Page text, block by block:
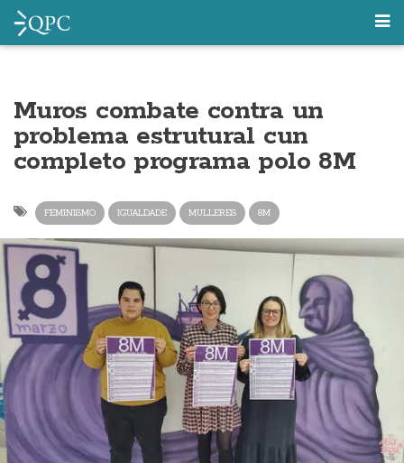
Muros combate contra un
problema estrutural cun
completo programa polo 8M
FEMINISMO IGUALDADE MULLERES 8M